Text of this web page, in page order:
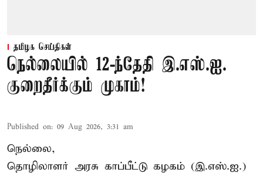
தமிழக செய்திகள்
நெல்லையில் 12-ந்தேதி இ.எஸ்.ஐ.
குறைதீர்க்கும் முகாம்!
Published on: 09 Aug 2026, 3:31 am
நெல்லை,
தொழிலாளர் அரசு காப்பீட்டு கழகம் (இ.எஸ்.ஐ.)